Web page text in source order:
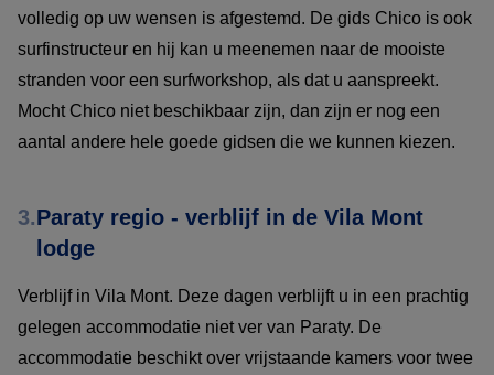
volledig op uw wensen is afgestemd. De gids Chico is ook
surfinstructeur en hij kan u meenemen naar de mooiste
stranden voor een surfworkshop, als dat u aanspreekt.
Mocht Chico niet beschikbaar zijn, dan zijn er nog een
aantal andere hele goede gidsen die we kunnen kiezen.
3.Paraty regio - verblijf in de Vila Mont
lodge
Verblijf in Vila Mont. Deze dagen verblijft u in een prachtig
gelegen accommodatie niet ver van Paraty. De
accommodatie beschikt over vrijstaande kamers voor twee